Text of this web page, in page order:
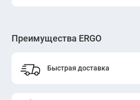
Преимущества ERGO
Быстрая доставка